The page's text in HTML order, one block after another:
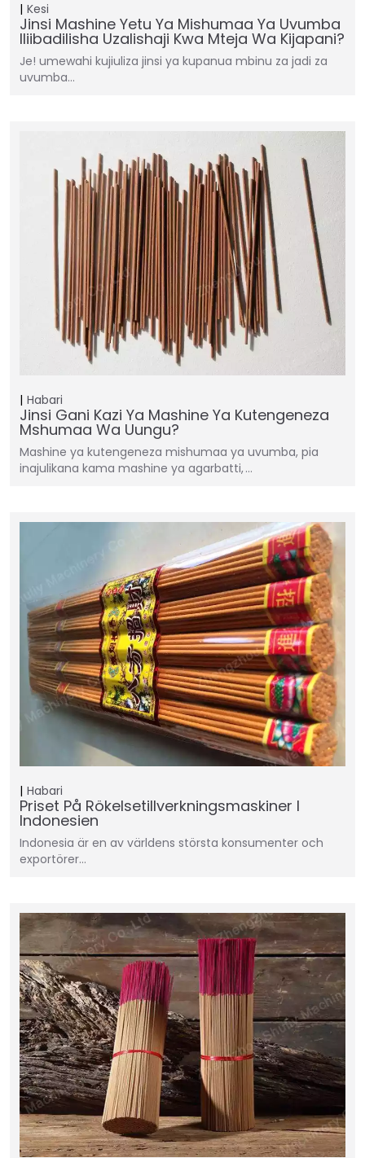
Kesi
Jinsi Mashine Yetu Ya Mishumaa Ya Uvumba
Iliibadilisha Uzalishaji Kwa Mteja Wa Kijapani?
Je! umewahi kujiuliza jinsi ya kupanua mbinu za jadi za
uvumba…
Habari
Jinsi Gani Kazi Ya Mashine Ya Kutengeneza
Mshumaa Wa Uungu?
Mashine ya kutengeneza mishumaa ya uvumba, pia
inajulikana kama mashine ya agarbatti, …
Habari
Priset På Rökelsetillverkningsmaskiner I
Indonesien
Indonesia är en av världens största konsumenter och
exportörer…